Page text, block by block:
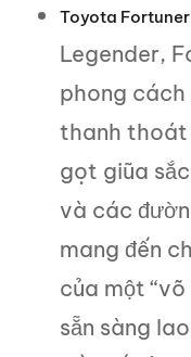
Toyota
Legender,
phong
thanh thoát
gọt giũa
và các
mang đến
của một
sẵn sàng